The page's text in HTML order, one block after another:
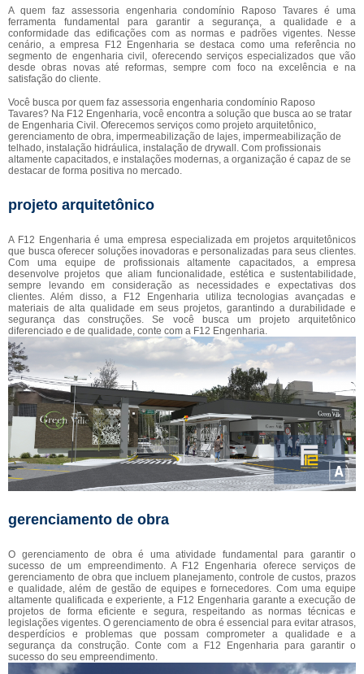
A quem faz assessoria engenharia condomínio Raposo Tavares é uma
ferramenta fundamental para garantir a segurança, a qualidade e a
conformidade das edificações com as normas e padrões vigentes. Nesse
cenário, a empresa F12 Engenharia se destaca como uma referência no
segmento de engenharia civil, oferecendo serviços especializados que vão
desde obras novas até reformas, sempre com foco na excelência e na
satisfação do cliente.
Você busca por quem faz assessoria engenharia condomínio Raposo
Tavares? Na F12 Engenharia, você encontra a solução que busca ao se tratar
de Engenharia Civil. Oferecemos serviços como projeto arquitetônico,
gerenciamento de obra, impermeabilização de lajes, impermeabilização de
telhado, instalação hidráulica, instalação de drywall. Com profissionais
altamente capacitados, e instalações modernas, a organização é capaz de se
destacar de forma positiva no mercado.
projeto arquitetônico
A F12 Engenharia é uma empresa especializada em projetos arquitetônicos
que busca oferecer soluções inovadoras e personalizadas para seus clientes.
Com uma equipe de profissionais altamente capacitados, a empresa
desenvolve projetos que aliam funcionalidade, estética e sustentabilidade,
sempre levando em consideração as necessidades e expectativas dos
clientes. Além disso, a F12 Engenharia utiliza tecnologias avançadas e
materiais de alta qualidade em seus projetos, garantindo a durabilidade e
segurança das construções. Se você busca um projeto arquitetônico
diferenciado e de qualidade, conte com a F12 Engenharia.
gerenciamento de obra
O gerenciamento de obra é uma atividade fundamental para garantir o
sucesso de um empreendimento. A F12 Engenharia oferece serviços de
gerenciamento de obra que incluem planejamento, controle de custos, prazos
e qualidade, além de gestão de equipes e fornecedores. Com uma equipe
altamente qualificada e experiente, a F12 Engenharia garante a execução de
projetos de forma eficiente e segura, respeitando as normas técnicas e
legislações vigentes. O gerenciamento de obra é essencial para evitar atrasos,
desperdícios e problemas que possam comprometer a qualidade e a
segurança da construção. Conte com a F12 Engenharia para garantir o
sucesso do seu empreendimento.